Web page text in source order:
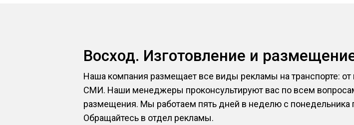
Восход. Изготовление и
Наша компания размещает все виды рекламы на транспорте: от
СМИ. Наши менеджеры проконсультируют вас по всем
размещения. Мы работаем пять дней в неделю с понедельника
Обращайтесь в отдел рекламы.